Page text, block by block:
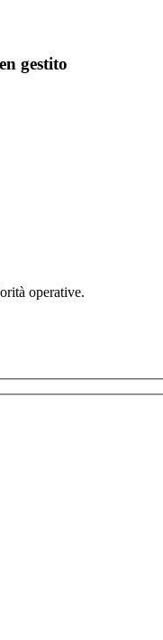
gestito
operative.